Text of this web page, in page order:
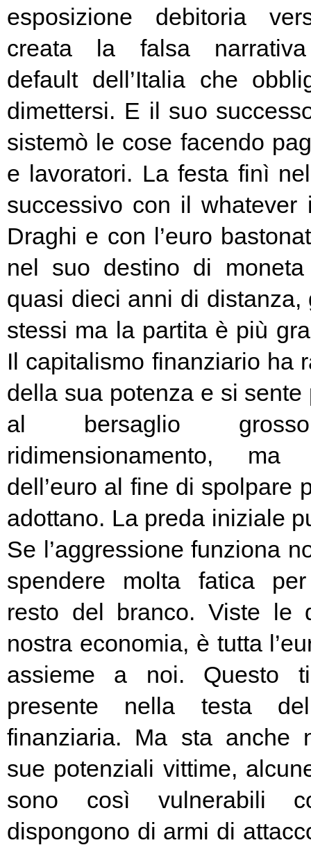
esposizione debitoria
creata la falsa narrativa
default dell’Italia che
dimettersi. E il suo
sistemò le cose facendo
e lavoratori. La festa finì
successivo con il whatever
Draghi e con l’euro
nel suo destino di
quasi dieci anni di
stessi ma la partita è più
Il capitalismo finanziario ha
della sua potenza e si sente
al bersaglio
ridimensionamento,
dell’euro al fine di spolpare
adottano. La preda iniziale
Se l’aggressione funziona
spendere molta fatica
resto del branco. Viste le
nostra economia, è tutta
assieme a noi. Questo
presente nella testa
finanziaria. Ma sta anche
sue potenziali vittime,
sono così vulnerabili
dispongono di armi di